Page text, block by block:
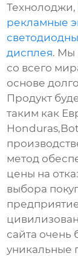
Технолоджи,
рекламные
дисплея. Мы
со всего
основе
Продукт
таким как
метод
цены на
выбора
сайта очень
уникальные